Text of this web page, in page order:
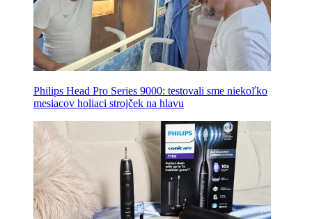
Philips Head Pro Series 9000: testovali sme niekoľko
mesiacov holiaci strojček na hlavu